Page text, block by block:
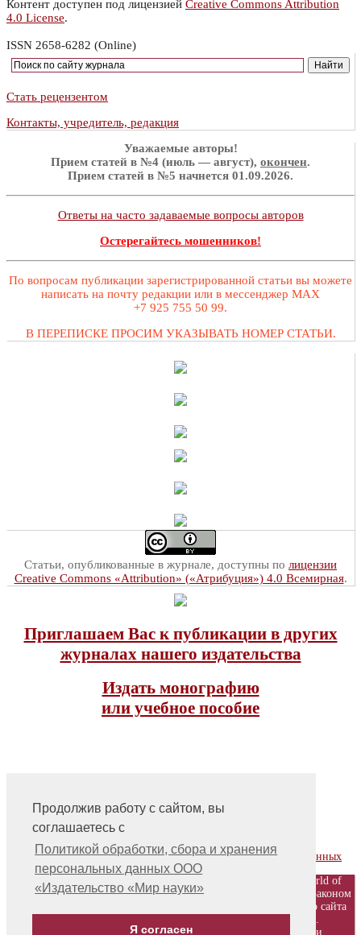
Продолжив работу с сайтом, вы
соглашаетесь с
Политикой обработки, сбора и хранения
персональных данных ООО
«Издательство «Мир науки»
Я согласен
Контент доступен под лицензией Creative Commons Attribution
4.0 License.
ISSN 2658-6282 (Online)
Стать рецензентом
Контакты, учредитель, редакция
Уважаемые авторы!
Прием статей в №4 (июль — август), окончен.
Прием статей в №5 начнется 01.09.2026.
Ответы на часто задаваемые вопросы авторов
Остерегайтесь мошенников!
По вопросам публикации зарегистрированной статьи вы можете
написать на почту редакции или в мессенджер MAX
+7 925 755 50 99.
В ПЕРЕПИСКЕ ПРОСИМ УКАЗЫВАТЬ НОМЕР СТАТЬИ.
Статьи, опубликованные в журнале, доступны по лицензии
Creative Commons «Attribution» («Атрибуция») 4.0 Всемирная.
Приглашаем Вас к публикации в других
журналах нашего издательства
Издать монографию
или учебное пособие
На главную
Контакты, учредитель, редакция
Политика обработки, сбора и хранения персональных данных
© ООО «Издательство «Мир науки» \ «Publishing company «World of
science», LLC Материалы, размещенные на сайте, охраняются Законом
о защите авторских прав. Публикация любых материалов этого сайта
Авторские права на размещенные на сайте научные публикации